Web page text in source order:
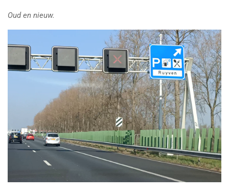
Oud en nieuw.